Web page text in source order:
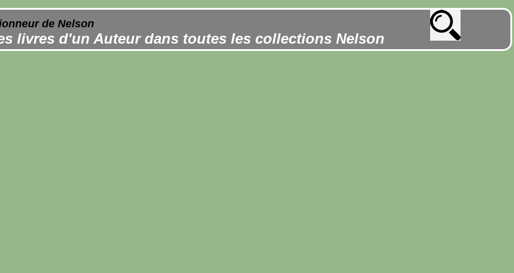
de Nelson
livres d'un Auteur dans toutes les collections Nelson